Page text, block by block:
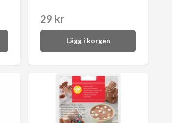
29 kr
Lägg i korgen